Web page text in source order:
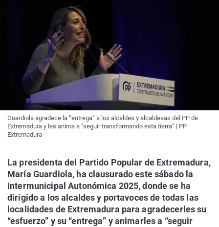
Guardiola agradece la “entrega” a los alcaldes y alcaldesas del PP de
Extremadura y les anima a “seguir transformando esta tierra” | PP
Extremadura
La presidenta del Partido Popular de Extremadura,
María Guardiola, ha clausurado este sábado la
Intermunicipal Autonómica 2025, donde se ha
dirigido a los alcaldes y portavoces de todas las
localidades de Extremadura para agradecerles su
“esfuerzo” y su “entrega” y animarles a “seguir